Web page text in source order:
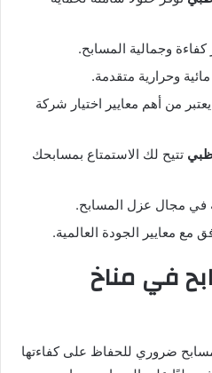
كفاءة وجمالية المسابح.
وحرارية متقدمة.
من أهم معايير اختيار شركة
تتيح لك الاستمتاع بمسابحك
في مجال عزل المسابح.
مع معايير الجودة العالمية.
في مناخ
ضروري للحفاظ على كفاءتها